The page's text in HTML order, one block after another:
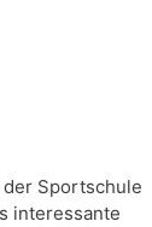
Sportschule
interessante